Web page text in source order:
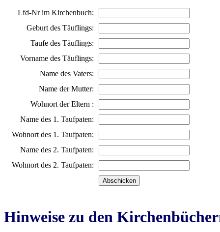
Lfd-Nr im Kirchenbuch:
Geburt des Täuflings:
Taufe des Täuflings:
Vorname des Täuflings:
Name des Vaters:
Name der Mutter:
Wohnort der Eltern :
Name des 1. Taufpaten:
Wohnort des 1. Taufpaten:
Name des 2. Taufpaten:
Wohnort des 2. Taufpaten:
Hinweise zu den